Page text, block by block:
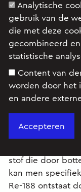
gebruikt wordt
stof die door
kan men
Re-188 ontstaat
Analytische
gebruik van de
die met deze
gecombineerd
statistische
Content van
worden door het
en andere